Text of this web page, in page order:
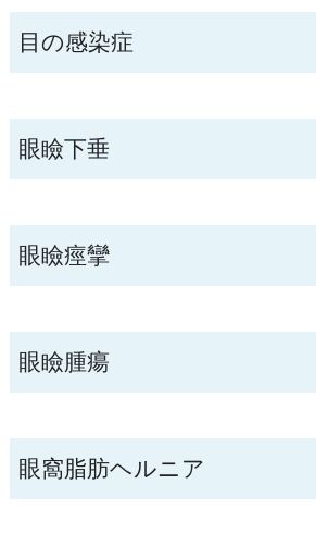
目の感染症
眼瞼下垂
眼瞼痙攣
眼瞼腫瘍
眼窩脂肪ヘルニア